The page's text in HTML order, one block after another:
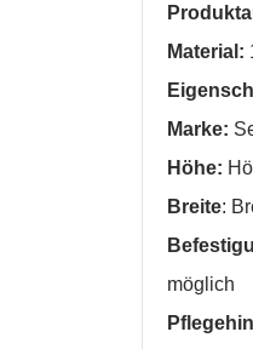
Material:
Marke:
Höhe:
Breite:
möglich